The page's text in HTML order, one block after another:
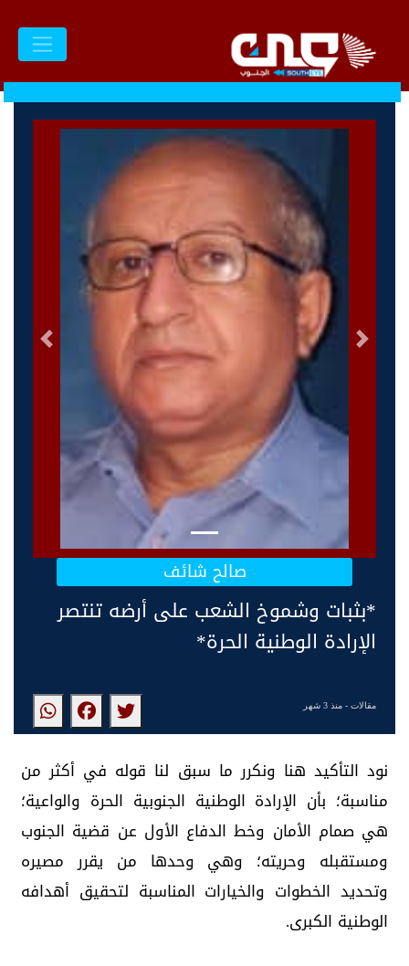
التالى السابق
صالح شائف
*بثبات وشموخ الشعب على أرضه تنتصر
الإرادة الوطنية الحرة*
مقالات- منذ 3 شهر
نود التأكيد هنا ونكرر ما سبق لنا قوله في أكثر من
مناسبة؛ بأن الإرادة الوطنية الجنوبية الحرة والواعية؛
هي صمام الأمان وخط الدفاع الأول عن قضية الجنوب
ومستقبله وحريته؛ وهي وحدها من يقرر مصيره
وتحديد الخطوات والخيارات المناسبة لتحقيق أهدافه
الوطنية الكبرى.